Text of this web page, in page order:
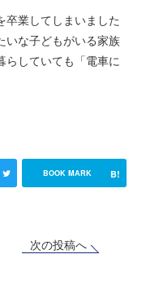
卒業してしまいました
いな子どもがいる家族
らしていても「電車に
BOOK MARK B!
次の投稿へ